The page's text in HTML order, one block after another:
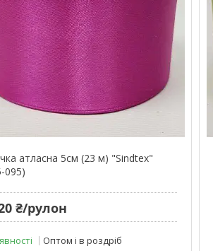
атласна 5см (23 м) "Sindtex"
095)
₴/рулон
Оптом і в роздріб